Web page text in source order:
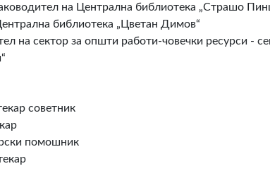
на Централна библиотека „Страшо
библиотека „Цветан Димов“
на сектор за општи работи-човечки ресурси -
советник
помошник